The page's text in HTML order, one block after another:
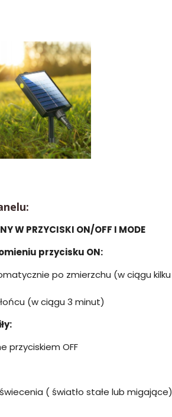
W PRZYCISKI ON/OFF I MODE
przycisku ON:
po zmierzchu (w ciągu kilku
(w ciągu 3 minut)
przyciskiem OFF
( światło stałe lub migające)